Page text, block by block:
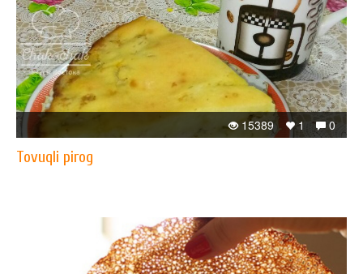
0
1
15389
Tovuqli pirog